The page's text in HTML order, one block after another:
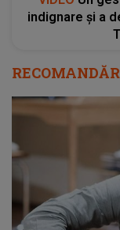
indignare și a